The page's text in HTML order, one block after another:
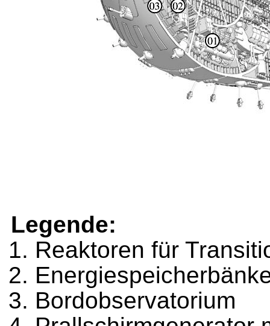
Legende:
Reaktoren für
Bordobservatorium